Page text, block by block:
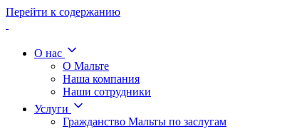
Перейти к содержанию
О нас
О Мальте
Наша компания
Наши сотрудники
Услуги
Гражданство Мальты по заслугам